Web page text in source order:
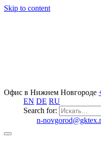
Skip to content
Офис в Нижнем Новгороде
EN DE RU
Search for:
n-